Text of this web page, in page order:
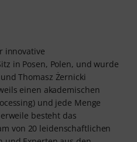
innovative
in Posen, Polen, und wurde
Thomasz Żernicki
einen akademischen
und jede Menge
besteht das
von 20 leidenschaftlichen